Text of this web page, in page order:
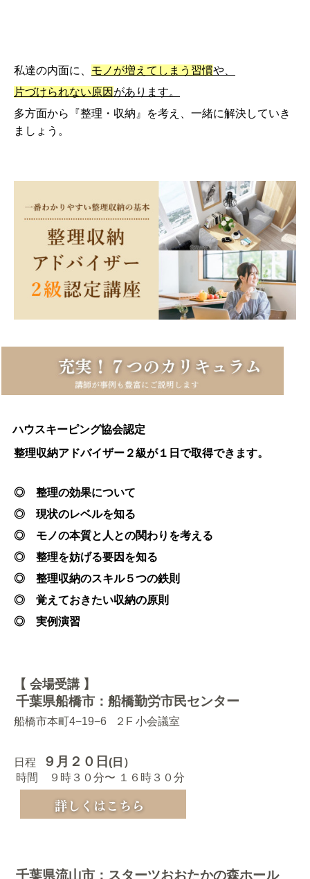
私達の内面に、 モノが増えてしまう習慣や、
片づけられない原因 があります。
多方面から『整理・収納』を考え、一緒に解決していき
ましょう。
ハウスキーピング協会認定
整理収納アドバイザー２級が１日で取得できます。
◎ 整理の効果について
◎ 現状のレベルを知る
◎ モノの本質と人との関わりを考える
◎ 整理を妨げる要因を知る
◎ 整理収納のスキル５つの鉄則
◎ 覚えておきたい収納の原則
◎ 実例演習
【 会場受講 】
千葉県船橋市：船橋勤労市民センター
船橋市本町4−19−6 ２F 小会議室
日程 ９月２０日 (日）
時間 ９時３０分〜 １６時３０分
千葉県流山市：スターツおおたかの森ホール